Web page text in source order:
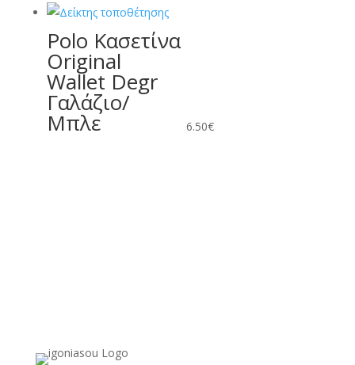
Polo Κασετίνα
Original
Wallet Degr
Γαλάζιο/
Μπλε 6.50€